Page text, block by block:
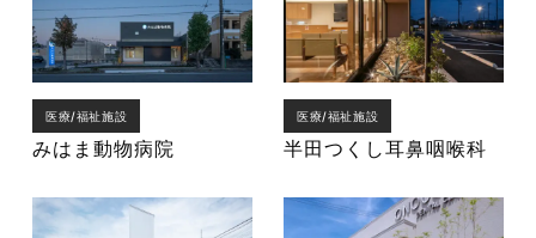
医療/福祉施設
みはま動物病院
医療/福祉施設
半田つくし耳鼻咽喉科